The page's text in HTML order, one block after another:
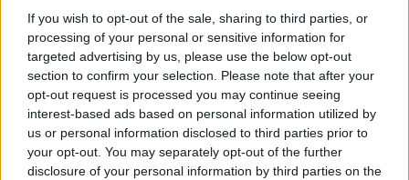
If you wish to opt-out of the sale, sharing to third parties, or
processing of your personal or sensitive information for
targeted advertising by us, please use the below opt-out
section to confirm your selection. Please note that after your
opt-out request is processed you may continue seeing
interest-based ads based on personal information utilized by
us or personal information disclosed to third parties prior to
your opt-out. You may separately opt-out of the further
disclosure of your personal information by third parties on the
Palabras extra:
T
A
A
R
A
A
T
A
R
A T
A
D
A T
A